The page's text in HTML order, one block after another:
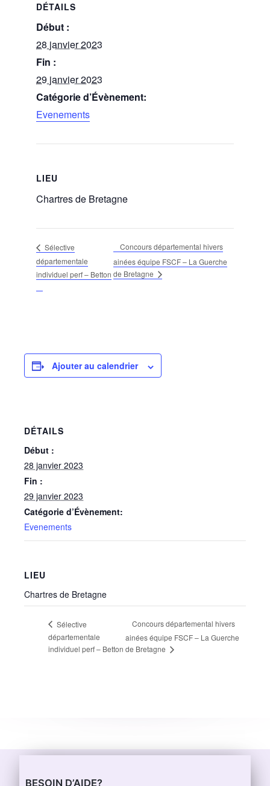
DÉTAILS
Début :
28 janvier 2023
Fin :
29 janvier 2023
Catégorie d’Évènement:
Evenements
LIEU
Chartres de Bretagne
Sélective
départementale
individuel perf – Betton
Concours départemental hivers
ainées équipe FSCF – La Guerche
de Bretagne
Ajouter au calendrier
DÉTAILS
Début :
28 janvier 2023
Fin :
29 janvier 2023
Catégorie d’Évènement:
Evenements
LIEU
Chartres de Bretagne
Sélective
départementale
individuel perf – Betton
Concours départemental hivers
ainées équipe FSCF – La Guerche
de Bretagne
BESOIN D’AIDE?